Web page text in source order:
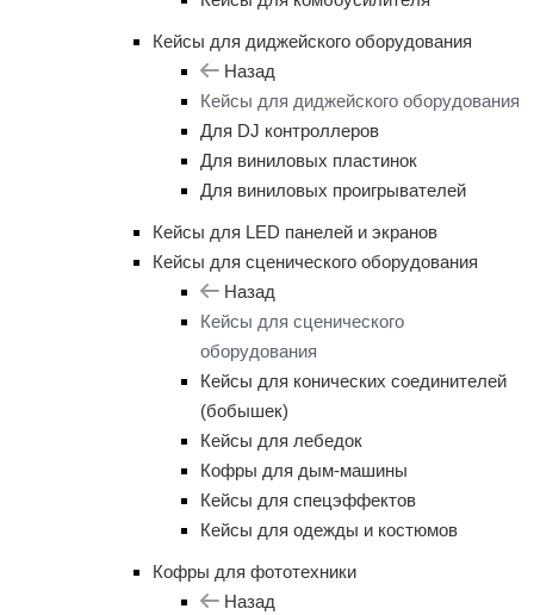
Кейсы для диджейского оборудования
Назад
Кейсы для диджейского оборудования
Для DJ контроллеров
Для виниловых пластинок
Для виниловых проигрывателей
Кейсы для LED панелей и экранов
Кейсы для сценического оборудования
Назад
Кейсы для сценического
оборудования
Кейсы для конических соединителей
(бобышек)
Кейсы для лебедок
Кофры для дым-машины
Кейсы для спецэффектов
Кейсы для одежды и костюмов
Кофры для фототехники
Назад